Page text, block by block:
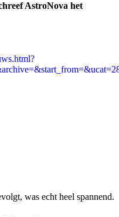
AstroNova het
was echt heel spannend.